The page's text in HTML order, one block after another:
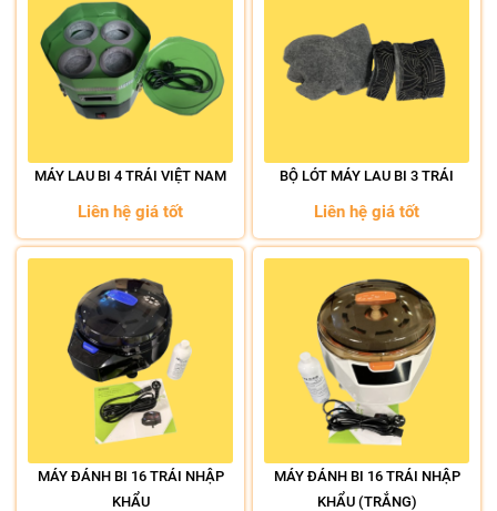
MÁY LAU BI 4 TRÁI VIỆT NAM
Liên hệ giá tốt
BỘ LÓT MÁY LAU BI 3 TRÁI
Liên hệ giá tốt
MÁY ĐÁNH BI 16 TRÁI NHẬP
KHẨU
MÁY ĐÁNH BI 16 TRÁI NHẬP
KHẨU (TRẮNG)